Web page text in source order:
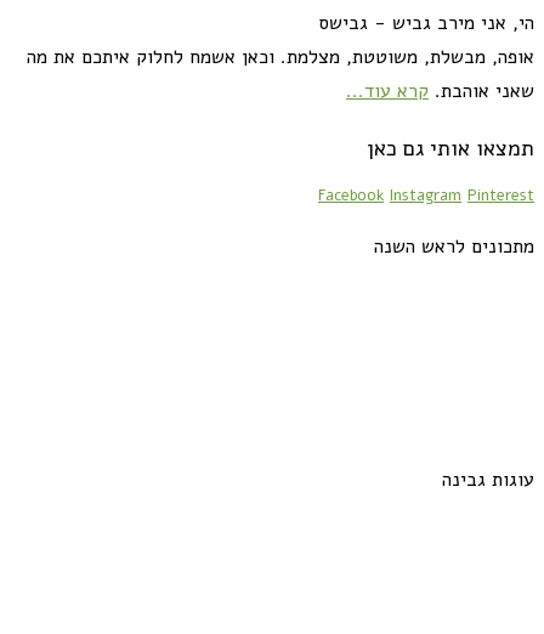
הי, אני מירב גביש - גבישס
אופה, מבשלת, משוטטת, מצלמת. וכאן אשמח לחלוק איתכם את מה
שאני אוהבת. קרא עוד...
תמצאו אותי גם כאן
Facebook Instagram Pinterest
מתכונים לראש השנה
עוגות גבינה